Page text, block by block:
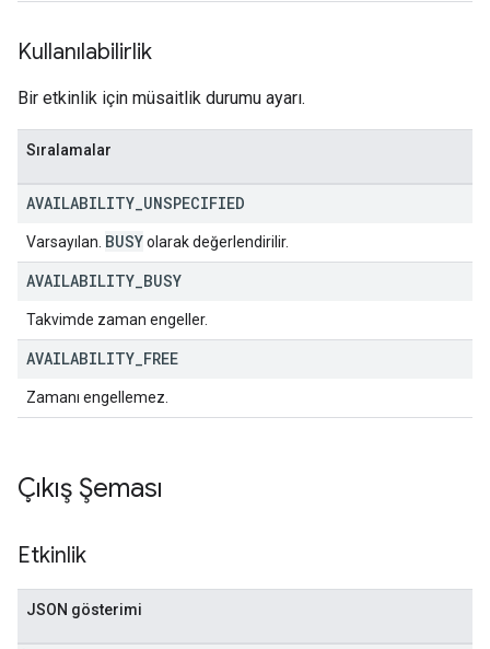
Kullanılabilirlik
Bir etkinlik için müsaitlik durumu ayarı.
Sıralamalar
AVAILABILITY UNSPECIFIED
Varsayılan. BUSYolarak değerlendirilir.
AVAILABILITY BUSY
Takvimde zaman engeller.
AVAILABILITY FREE
Zamanı engellemez.
Çıkış Şeması
Etkinlik
JSON gösterimi